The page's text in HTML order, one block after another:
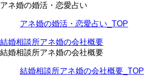
アネ婚の婚活・恋愛占い
アネ婚の婚活・恋愛占い_TOP
結婚相談所アネ婚の会社概要
結婚相談所アネ婚の会社概要
結婚相談所アネ婚の会社概要_TOP